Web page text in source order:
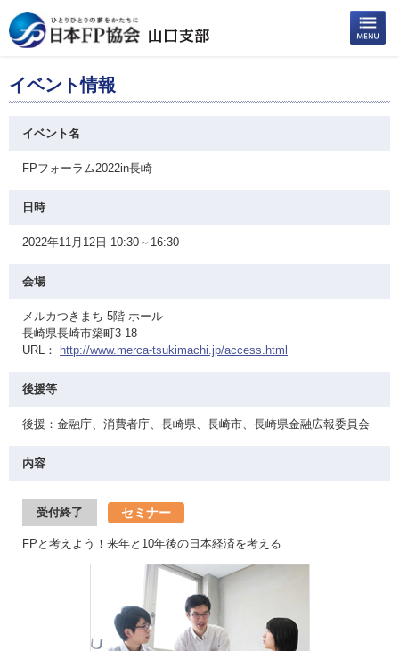
イベント情報
イベント名
FPフォーラム2022in長崎
日時
2022年11月12日 10:30～16:30
会場
メルカつきまち 5階 ホール
長崎県長崎市築町3-18
URL：
http://www.merca-tsukimachi.jp/access.html
後援等
後援：金融庁、消費者庁、長崎県、長崎市、長崎県金融広報委員会
内容
受付終了 セミナー
FPと考えよう！来年と10年後の日本経済を考える